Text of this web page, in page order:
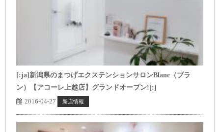
[:ja]新潟県のまつげエクステンションサロンBlanc（ブラ
ン）【アコーレ上越店】グランドオープン![:]
2016-04-27
新店情報